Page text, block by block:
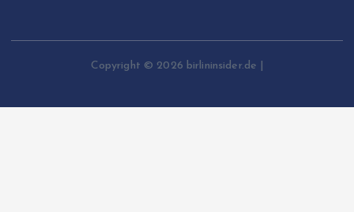
Copyright © 2026 birlininsider.de |